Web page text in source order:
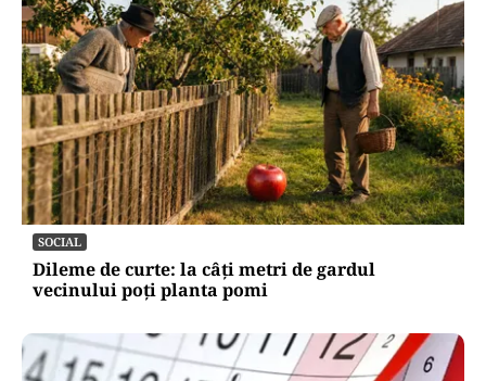
SOCIAL
Dileme de curte: la câți metri de gardul
vecinului poți planta pomi